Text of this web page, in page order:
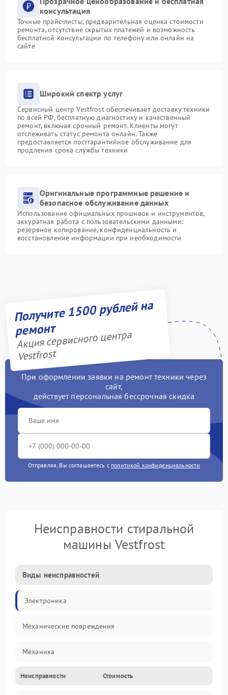
консультация
Точные прайс-листы, предварительная оценка стоимости
ремонта, отсутствие скрытых платежей и возможность
бесплатной консультации по телефону или онлайн на
сайте
Широкий спектр услуг
Сервисный центр Vestfrost обеспечивает доставку техники
по всей РФ, бесплатную диагностику и качественный
ремонт, включая срочный ремонт. Клиенты могут
отслеживать статус ремонта онлайн. Также
предоставляется постгарантийное обслуживание для
продления срока службы техники
Оригинальные программные решение и
безопасное обслуживание данных
Использование официальных прошивок и инструментов,
аккуратная работа с пользовательскими данными:
резервное копирование, конфиденциальность и
восстановление информации при необходимости
Получите 1500 рублей на
ремонт
Акция сервисного центра
Vestfrost
При оформлении заявки на ремонт техники через
сайт,
действует персональная бессрочная скидка
Отправляя, Вы соглашаетесь с политикой конфиденциальности
Неисправности стиральной
машины Vestfrost
Виды неисправностей
Электроника
Механические повреждения
Механика
Электропитание
Неисправности Стоимость